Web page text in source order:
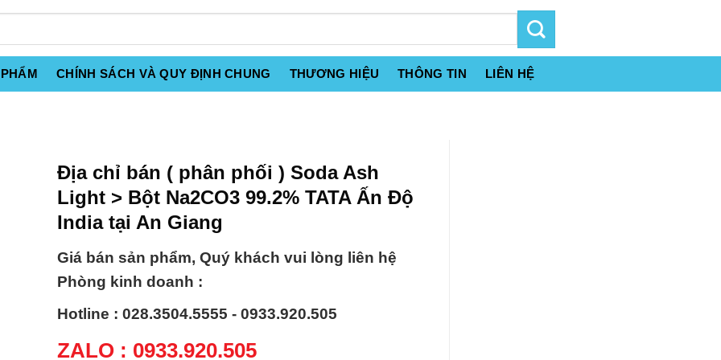
CHÍNH SÁCH VÀ QUY ĐỊNH CHUNG THƯƠNG HIỆU THÔNG TIN LIÊN HỆ
Địa chỉ bán ( phân phối ) Soda Ash
Light > Bột Na2CO3 99.2% TATA Ấn Độ
India tại An Giang
Giá bán sản phẩm, Quý khách vui lòng liên hệ
Phòng kinh doanh :
Hotline : 028.3504.5555 - 0933.920.505
ZALO : 0933.920.505